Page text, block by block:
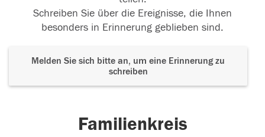
Schreiben Sie über die Ereignisse, die Ihnen
besonders in Erinnerung geblieben sind.
Melden Sie sich bitte an, um eine Erinnerung zu
schreiben
Familienkreis